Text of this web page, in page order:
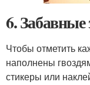
6. Забавные
Чтобы отметить
наполнены
стикеры или